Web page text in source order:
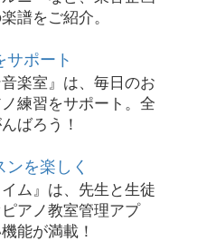
譜をご紹介。
サポート
音楽室』は、毎日のお
練習をサポート。全
ばろう！
を楽しく
イム』は、先生と生徒
アノ教室管理アプ
能が満載！